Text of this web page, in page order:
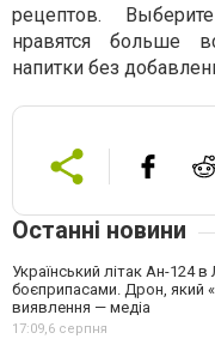
рецептов.
нравятся больше
напитки без
Останні новини
Український літак Ан-124
боєприпасами. Дрон, який
виявлення — медіа
17:09,6 серпня